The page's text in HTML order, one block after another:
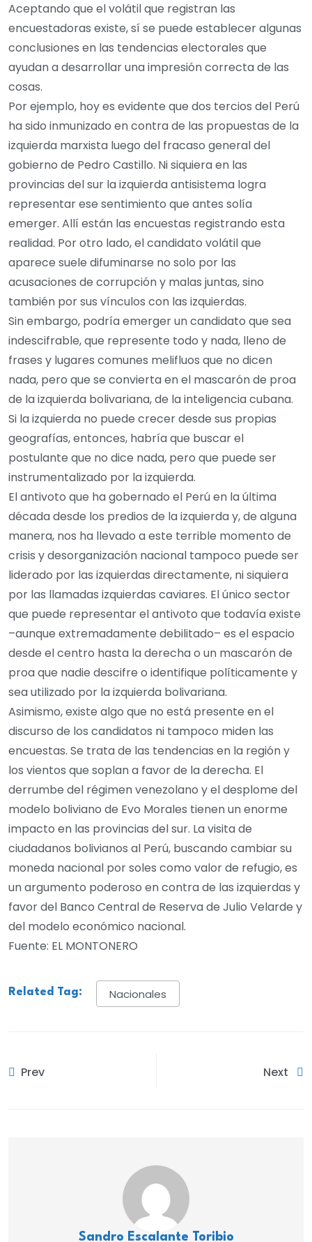
Aceptando que el volátil que registran las
encuestadoras existe, sí se puede establecer algunas
conclusiones en las tendencias electorales que
ayudan a desarrollar una impresión correcta de las
cosas.
Por ejemplo, hoy es evidente que dos tercios del Perú
ha sido inmunizado en contra de las propuestas de la
izquierda marxista luego del fracaso general del
gobierno de Pedro Castillo. Ni siquiera en las
provincias del sur la izquierda antisistema logra
representar ese sentimiento que antes solía
emerger. Allí están las encuestas registrando esta
realidad. Por otro lado, el candidato volátil que
aparece suele difuminarse no solo por las
acusaciones de corrupción y malas juntas, sino
también por sus vínculos con las izquierdas.
Sin embargo, podría emerger un candidato que sea
indescifrable, que represente todo y nada, lleno de
frases y lugares comunes melifluos que no dicen
nada, pero que se convierta en el mascarón de proa
de la izquierda bolivariana, de la inteligencia cubana.
Si la izquierda no puede crecer desde sus propias
geografías, entonces, habría que buscar el
postulante que no dice nada, pero que puede ser
instrumentalizado por la izquierda.
El antivoto que ha gobernado el Perú en la última
década desde los predios de la izquierda y, de alguna
manera, nos ha llevado a este terrible momento de
crisis y desorganización nacional tampoco puede ser
liderado por las izquierdas directamente, ni siquiera
por las llamadas izquierdas caviares. El único sector
que puede representar el antivoto que todavía existe
–aunque extremadamente debilitado– es el espacio
desde el centro hasta la derecha o un mascarón de
proa que nadie descifre o identifique políticamente y
sea utilizado por la izquierda bolivariana.
Asimismo, existe algo que no está presente en el
discurso de los candidatos ni tampoco miden las
encuestas. Se trata de las tendencias en la región y
los vientos que soplan a favor de la derecha. El
derrumbe del régimen venezolano y el desplome del
modelo boliviano de Evo Morales tienen un enorme
impacto en las provincias del sur. La visita de
ciudadanos bolivianos al Perú, buscando cambiar su
moneda nacional por soles como valor de refugio, es
un argumento poderoso en contra de las izquierdas y
favor del Banco Central de Reserva de Julio Velarde y
del modelo económico nacional.
Fuente: EL MONTONERO
Related Tag: Nacionales
Prev Next
Sandro Escalante Toribio